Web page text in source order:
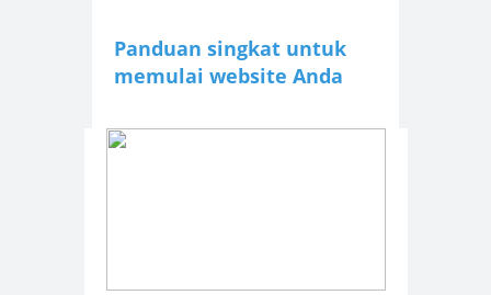
Panduan singkat untuk
memulai website Anda